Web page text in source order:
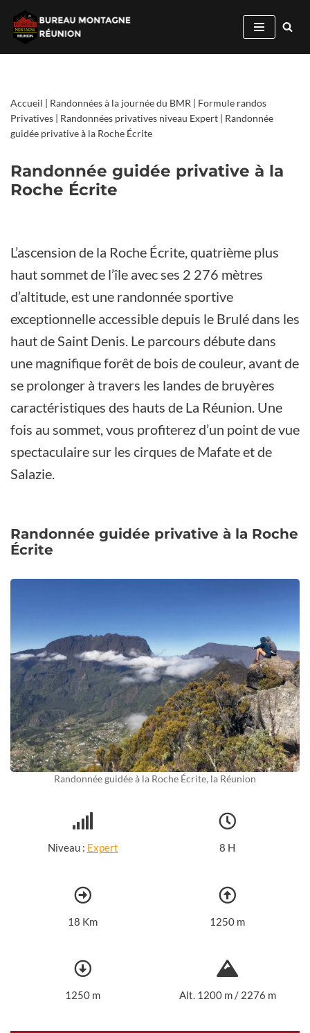
Aller
au
Accueil | Randonnées à la journée du BMR | Formule randos
Privatives | Randonnées privatives niveau Expert | Randonnée
guidée privative à la Roche Écrite
Randonnée guidée privative à la
Roche Écrite
L’ascension de la Roche Écrite, quatrième plus
haut sommet de l’île avec ses 2 276 mètres
d’altitude, est une randonnée sportive
exceptionnelle accessible depuis le Brulé dans les
haut de Saint Denis. Le parcours débute dans
une magnifique forêt de bois de couleur, avant de
se prolonger à travers les landes de bruyères
caractéristiques des hauts de La Réunion. Une
fois au sommet, vous profiterez d’un point de vue
spectaculaire sur les cirques de Mafate et de
Salazie.
Randonnée guidée privative à la Roche
Écrite
Randonnée guidée à la Roche Écrite, la Réunion
Niveau : Expert 8 H
18 Km 1250 m
1250 m Alt. 1200 m / 2276 m